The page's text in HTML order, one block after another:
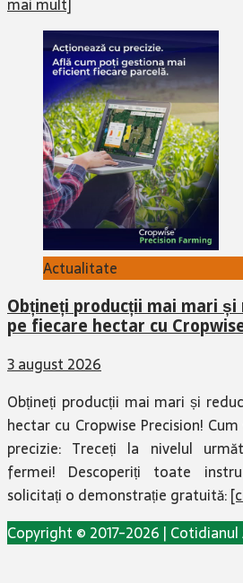
Obțineți producții mai mari și
pe fiecare hectar cu
3 august 2026
Obțineți producții mai mari și
hectar cu Cropwise Precision!
precizie: Treceți la nivelul
fermei! Descoperiți toate
solicitați o demonstrație gratuită:
Copyright © 2017-2026 |